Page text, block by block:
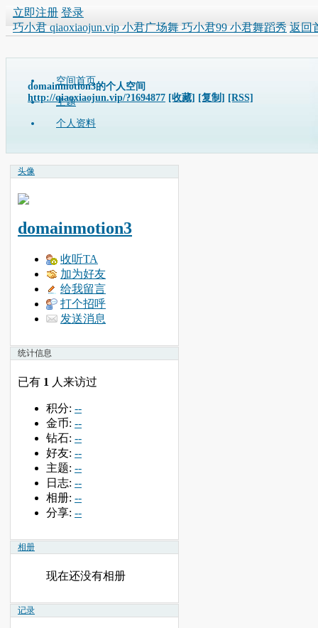
立即注册 登录
巧小君 qiaoxiaojun.vip 小君广场舞 巧小君99 小君舞蹈秀 返回
domainmotion3的个人空间
http://qiaoxiaojun.vip/?1694877 [收藏] [复制] [RSS]
空间首页
主题
个人资料
头像
domainmotion3
收听TA
加为好友
给我留言
打个招呼
发送消息
统计信息
已有 1 人来访过
积分: --
金币: --
钻石: --
好友: --
主题: --
日志: --
相册: --
分享: --
相册
现在还没有相册
记录